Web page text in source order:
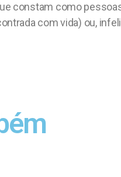
constam como
com vida) ou,